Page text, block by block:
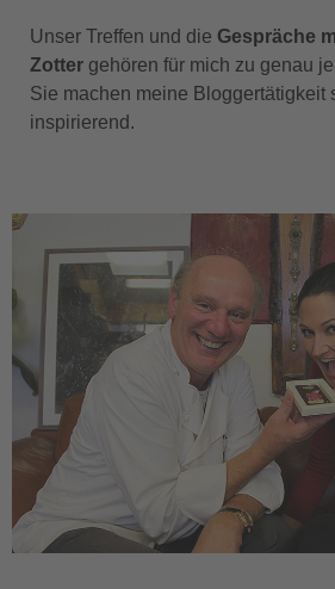
Unser Treffen und die Gespräche
Zotter gehören für mich zu genau
Sie machen meine Bloggertätigkeit
inspirierend.